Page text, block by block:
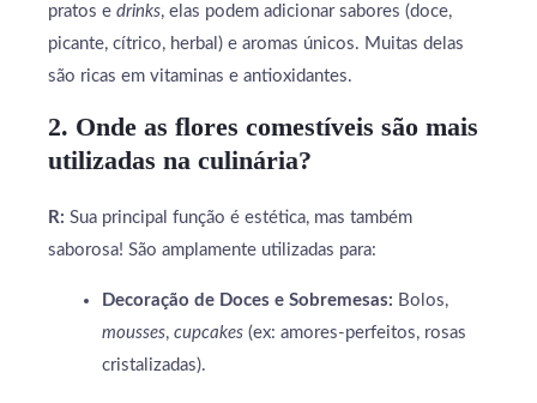
pratos e drinks, elas podem adicionar sabores (doce,
picante, cítrico, herbal) e aromas únicos. Muitas delas
são ricas em vitaminas e antioxidantes.
2. Onde as flores comestíveis são mais
utilizadas na culinária?
R: Sua principal função é estética, mas também
saborosa! São amplamente utilizadas para:
Decoração de Doces e Sobremesas: Bolos,
mousses, cupcakes (ex: amores-perfeitos, rosas
cristalizadas).